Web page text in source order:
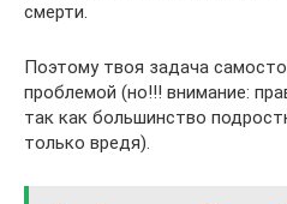
смерти.
Поэтому твоя задача
проблемой (но!!! внимание:
так как большинство
только вредя).